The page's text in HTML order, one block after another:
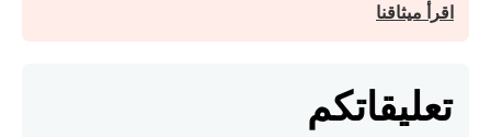
اقرأ ميثاقنا
تعليقاتكم